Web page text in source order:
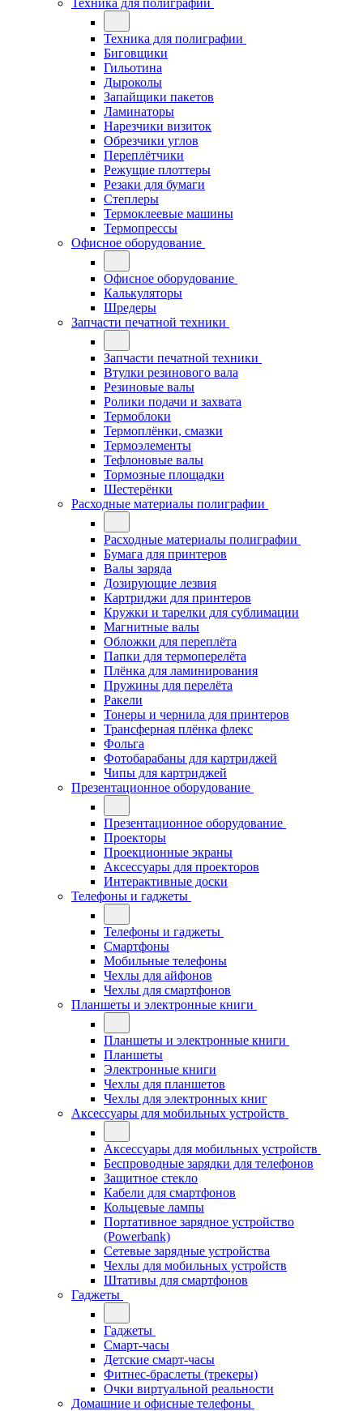
Техника для полиграфии
Техника для полиграфии
Биговщики
Гильотина
Дыроколы
Запайщики пакетов
Ламинаторы
Нарезчики визиток
Обрезчики углов
Переплётчики
Режущие плоттеры
Резаки для бумаги
Степлеры
Термоклеевые машины
Термопрессы
Офисное оборудование
Офисное оборудование
Калькуляторы
Шредеры
Запчасти печатной техники
Запчасти печатной техники
Втулки резинового вала
Резиновые валы
Ролики подачи и захвата
Термоблоки
Термоплёнки, смазки
Термоэлементы
Тефлоновые валы
Тормозные площадки
Шестерёнки
Расходные материалы полиграфии
Расходные материалы полиграфии
Бумага для принтеров
Валы заряда
Дозирующие лезвия
Картриджи для принтеров
Кружки и тарелки для сублимации
Магнитные валы
Обложки для переплёта
Папки для термоперелёта
Плёнка для ламинирования
Пружины для перелёта
Ракели
Тонеры и чернила для принтеров
Трансферная плёнка флекс
Фольга
Фотобарабаны для картриджей
Чипы для картриджей
Презентационное оборудование
Презентационное оборудование
Проекторы
Проекционные экраны
Аксессуары для проекторов
Интерактивные доски
Телефоны и гаджеты
Телефоны и гаджеты
Смартфоны
Мобильные телефоны
Чехлы для айфонов
Чехлы для смартфонов
Планшеты и электронные книги
Планшеты и электронные книги
Планшеты
Электронные книги
Чехлы для планшетов
Чехлы для электронных книг
Аксессуары для мобильных устройств
Аксессуары для мобильных устройств
Беспроводные зарядки для телефонов
Защитное стекло
Кабели для смартфонов
Кольцевые лампы
Портативное зарядное устройство
(Powerbank)
Сетевые зарядные устройства
Чехлы для мобильных устройств
Штативы для смартфонов
Гаджеты
Гаджеты
Смарт-часы
Детские смарт-часы
Фитнес-браслеты (трекеры)
Очки виртуальной реальности
Домашние и офисные телефоны